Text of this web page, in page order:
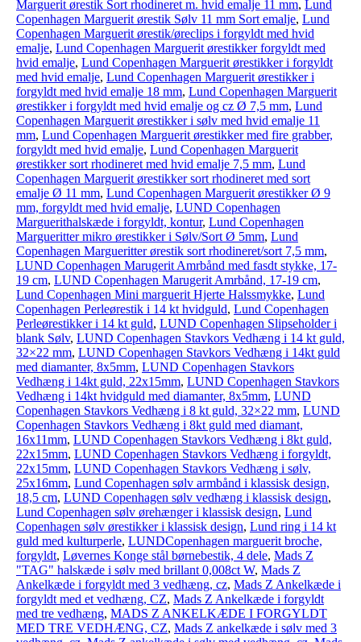
Marguerit ørestik Sort rhodineret m. hvid emalje 11 mm, Lund
Copenhagen Marguerit ørestik Sølv 11 mm Sort emalje, Lund
Copenhagen Marguerit ørestik/øreclips i forgyldt med hvid
emalje, Lund Copenhagen Marguerit ørestikker forgyldt med
hvid emalje, Lund Copenhagen Marguerit ørestikker i forgyldt
med hvid emalje, Lund Copenhagen Marguerit ørestikker i
forgyldt med hvid emalje 18 mm, Lund Copenhagen Marguerit
ørestikker i forgyldt med hvid emalje og cz Ø 7,5 mm, Lund
Copenhagen Marguerit ørestikker i sølv med hvid emalje 11
mm, Lund Copenhagen Marguerit ørestikker med fire grabber,
forgyldt med hvid emalje, Lund Copenhagen Marguerit
ørestikker sort rhodineret med hvid emalje 7,5 mm, Lund
Copenhagen Marguerit ørestikker sort rhodineret med sort
emalje Ø 11 mm, Lund Copenhagen Marguerit ørestikker Ø 9
mm, forgyldt med hvid emalje, LUND Copenhagen
Marguerithalskæde i forgyldt, kontur, Lund Copenhagen
Margueritter mikro ørestikker i Sølv/Sort Ø 5mm, Lund
Copenhagen Margueritter ørestik sort rhodineret/sort 7,5 mm,
LUND Copenhagen Marugerit Amrbånd med fasdt stykke, 17-
19 cm, LUND Copenhagen Marugerit Amrbånd, 17-19 cm,
Lund Copenhagen Mini marguerit Hjerte Halssmykke, Lund
Copenhagen Perleørestik i 14 kt hvidguld, Lund Copenhagen
Perleørestikker i 14 kt guld, LUND Copenhagen Slipseholder i
blank Sølv, LUND Copenhagen Stavkors Vedhæng i 14 kt guld,
32×22 mm, LUND Copenhagen Stavkors Vedhæng i 14kt guld
med diamanter, 8x5mm, LUND Copenhagen Stavkors
Vedhæng i 14kt guld, 22x15mm, LUND Copenhagen Stavkors
Vedhæng i 14kt hvidguld med diamanter, 8x5mm, LUND
Copenhagen Stavkors Vedhæng i 8 kt guld, 32×22 mm, LUND
Copenhagen Stavkors Vedhæng i 8kt guld med diamant,
16x11mm, LUND Copenhagen Stavkors Vedhæng i 8kt guld,
22x15mm, LUND Copenhagen Stavkors Vedhæng i forgyldt,
22x15mm, LUND Copenhagen Stavkors Vedhæng i sølv,
25x16mm, Lund Copenhagen sølv armbånd i klassisk design,
18,5 cm, LUND Copenhagen sølv vedhæng i klassisk design,
Lund Copenhagen sølv ørehænger i klassisk design, Lund
Copenhagen sølv ørestikker i klassisk design, Lund ring i 14 kt
guld med kulturperle, LUNDCopenhagen marguerit broche,
forgyldt, Løvernes Konge stål børnebestik, 4 dele, Mads Z
"TAG" halskæde i sølv med brillant 0,008ct W, Mads Z
Ankelkæde i forgyldt med 3 vedhæng, cz, Mads Z Ankelkæde i
forgyldt med et vedhæng, CZ, Mads Z Ankelkæde i forgyldt
med tre vedhæng, MADS Z ANKELKÆDE I FORGYLDT
MED TRE VEDHÆNG, CZ, Mads Z ankelkæde i sølv med 3